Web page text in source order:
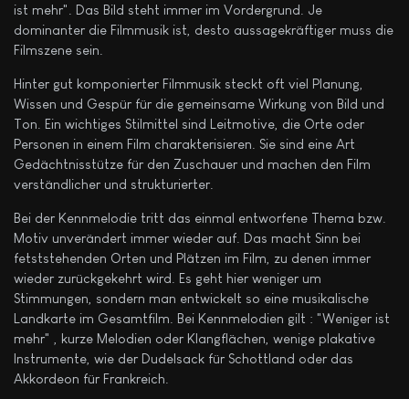
ist mehr". Das Bild steht immer im Vordergrund. Je
dominanter die Filmmusik ist, desto aussagekräftiger muss die
Filmszene sein.
Hinter gut komponierter Filmmusik steckt oft viel Planung,
Wissen und Gespür für die gemeinsame Wirkung von Bild und
Ton. Ein wichtiges Stilmittel sind Leitmotive, die Orte oder
Personen in einem Film charakterisieren. Sie sind eine Art
Gedächtnisstütze für den Zuschauer und machen den Film
verständlicher und strukturierter.
Bei der Kennmelodie tritt das einmal entworfene Thema bzw.
Motiv unverändert immer wieder auf. Das macht Sinn bei
fetststehenden Orten und Plätzen im Film, zu denen immer
wieder zurückgekehrt wird. Es geht hier weniger um
Stimmungen, sondern man entwickelt so eine musikalische
Landkarte im Gesamtfilm. Bei Kennmelodien gilt : "Weniger ist
mehr" , kurze Melodien oder Klangflächen, wenige plakative
Instrumente, wie der Dudelsack für Schottland oder das
Akkordeon für Frankreich.